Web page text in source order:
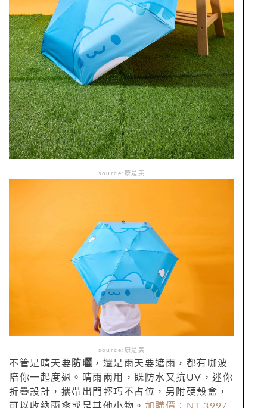
source:康是美
source:康是美
不管是晴天要 防曬 ，還是雨天要遮雨，都有咖波
陪你一起度過。晴雨兩用，既防水又抗UV，迷你
折疊設計，攜帶出門輕巧不占位，另附硬殼盒，